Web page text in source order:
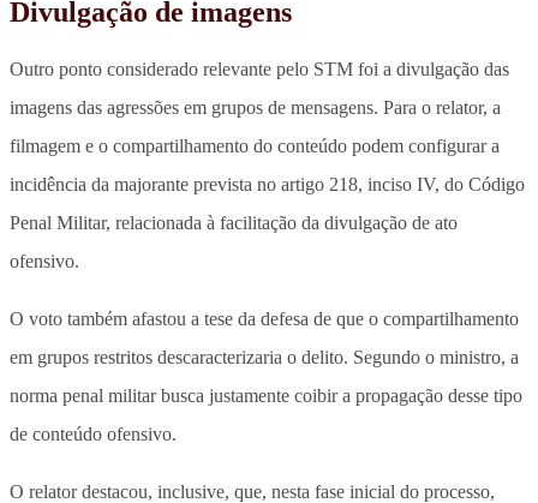
Divulgação de imagens
Outro ponto considerado relevante pelo STM foi a divulgação das
imagens das agressões em grupos de mensagens. Para o relator, a
filmagem e o compartilhamento do conteúdo podem configurar a
incidência da majorante prevista no artigo 218, inciso IV, do Código
Penal Militar, relacionada à facilitação da divulgação de ato
ofensivo.
O voto também afastou a tese da defesa de que o compartilhamento
em grupos restritos descaracterizaria o delito. Segundo o ministro, a
norma penal militar busca justamente coibir a propagação desse tipo
de conteúdo ofensivo.
O relator destacou, inclusive, que, nesta fase inicial do processo,